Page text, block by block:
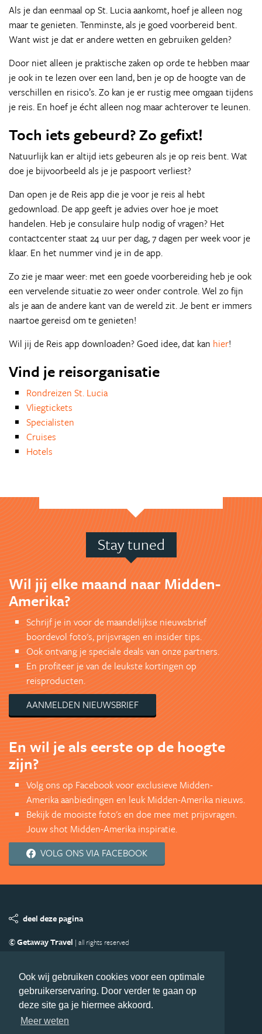
Ook wij gebruiken cookies voor een optimale
gebruikerservaring. Door verder te gaan op
deze site ga je hiermee akkoord.
Meer weten
Als je dan eenmaal op St. Lucia aankomt, hoef je alleen nog
maar te genieten. Tenminste, als je goed voorbereid bent.
Want wist je dat er andere wetten en gebruiken gelden?
Door niet alleen je praktische zaken op orde te hebben maar
je ook in te lezen over een land, ben je op de hoogte van de
verschillen en risico’s. Zo kan je er rustig mee omgaan tijdens
je reis. En hoef je écht alleen nog maar achterover te leunen.
Toch iets gebeurd? Zo gefixt!
Natuurlijk kan er altijd iets gebeuren als je op reis bent. Wat
doe je bijvoorbeeld als je je paspoort verliest?
Dan open je de Reis app die je voor je reis al hebt
gedownload. De app geeft je advies over hoe je moet
handelen. Heb je consulaire hulp nodig of vragen? Het
contactcenter staat 24 uur per dag, 7 dagen per week voor je
klaar. En het nummer vind je in de app.
Zo zie je maar weer: met een goede voorbereiding heb je ook
een vervelende situatie zo weer onder controle. Wel zo fijn
als je aan de andere kant van de wereld zit. Je bent er immers
naartoe gereisd om te genieten!
Wil jij de Reis app downloaden? Goed idee, dat kan hier!
Vind je reisorganisatie
Rondreizen St. Lucia
Vliegtickets
Specialisten
Cruises
Hotels
Stay tuned
Wil jij elke maand naar Midden-
Amerika?
Schrijf je in voor de maandelijkse nieuwsbrief
boordevol foto's, prijsvragen en insider tips.
Ook ontvang je speciale deals van onze partners.
En profiteer je van de leukste kortingen op
reisproducten.
AANMELDEN NIEUWSBRIEF
En wil je als eerste op de hoogte
zijn?
Volg ons op Facebook voor exclusieve Midden-
Amerika aanbiedingen en leuk Midden-Amerika nieuws.
Bekijk de mooiste foto's en doe mee met prijsvragen.
Jouw shot Midden-Amerika inspiratie.
VOLG ONS VIA FACEBOOK
deel deze pagina
© Getaway Travel | all rights reserved
Copyright
Privacy statement Disclaimer
Cookies
Volg MiddenAmerika.nl
Nieuwsbrief
Facebook